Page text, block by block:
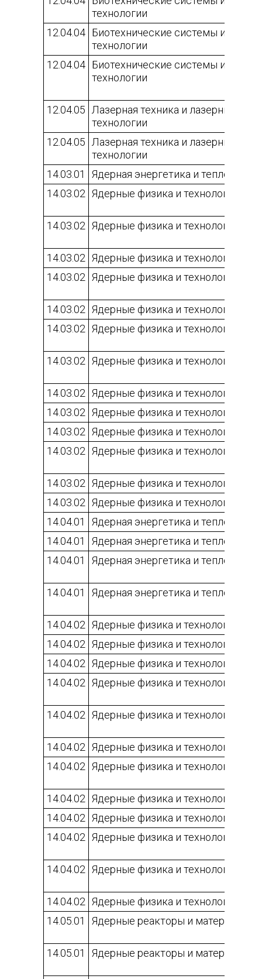
технологии
12.04.04 Биотехнические системы и
технологии
12.04.04 Биотехнические системы и
технологии
12.04.05
Лазерная техника и лазерные
технологии
12.04.05
Лазерная техника и лазерные
технологии
14.03.01
Ядерная энергетика и
14.03.02
Ядерные физика и технологии
14.03.02 Ядерные физика и технологии
14.03.02
Ядерные физика и технологии
14.03.02
Ядерные физика и технологии
14.03.02
Ядерные физика и технологии
14.03.02
Ядерные физика и технологии
14.03.02 Ядерные физика и технологии
14.03.02
Ядерные физика и технологии
14.03.02
Ядерные физика и технологии
14.03.02
Ядерные физика и технологии
14.03.02
Ядерные физика и технологии
14.03.02
Ядерные физика и технологии
14.03.02
Ядерные физика и технологии
14.04.01
Ядерная энергетика и
14.04.01
Ядерная энергетика и
14.04.01
Ядерная энергетика и
14.04.01 Ядерная энергетика и
14.04.02
Ядерные физика и технологии
14.04.02
Ядерные физика и технологии
14.04.02
Ядерные физика и технологии
14.04.02
Ядерные физика и технологии
14.04.02 Ядерные физика и технологии
14.04.02
Ядерные физика и технологии
14.04.02
Ядерные физика и технологии
14.04.02
Ядерные физика и технологии
14.04.02
Ядерные физика и технологии
14.04.02
Ядерные физика и технологии
14.04.02 Ядерные физика и технологии
14.04.02
Ядерные физика и технологии
14.05.01
Ядерные реакторы и материалы
14.05.01 Ядерные реакторы и материалы